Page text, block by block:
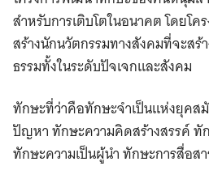
สำหรับการเติบโตในอนาคต โดยโค
สร้างนักนวัตกรรมทางสังคมที่จะสร้
ธรรมทั้งในระดับปัจเจกและสังคม
ทักษะที่ว่าคือทักษะจำเป็นแห่งยุคส
ปัญหา ทักษะความคิดสร้างสรรค์ ทั
ทักษะความเป็นผู้นำ ทักษะการสื่อส